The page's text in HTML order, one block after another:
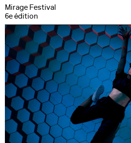
Mirage Festival
6e édition